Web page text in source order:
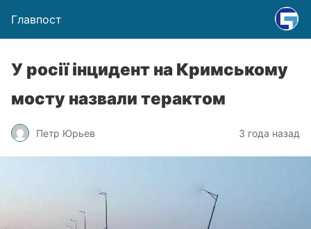
Главпост
У росії інцидент на Кримському
мосту назвали терактом
Петр Юрьев 3 года назад